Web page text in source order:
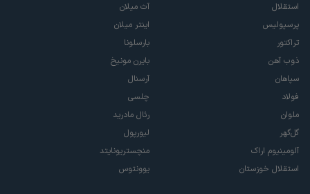
استقلال
پرسپولیس
تراکتور
ذوب آهن
سپاهان
فولاد
ملوان
گل‌گهر
آلومینیوم اراک
استقلال خوزستان
آث میلان
اینتر میلان
بارسلونا
بایرن مونیخ
آرسنال
چلسی
رئال مادرید
لیورپول
منچستریونایتد
یوونتوس